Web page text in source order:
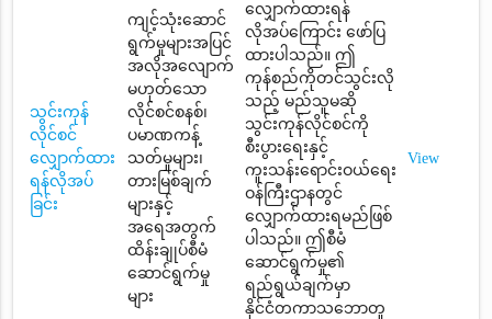
သွင်းကုန်
လိုင်စင်
လျှောက်ထား
ရန်လိုအပ်
ခြင်း
ကျင့်သုံးဆောင်
ရွက်မှုများအပြင်
အလိုအလျောက်
မဟုတ်သော
လိုင်စင်စနစ်၊
ပမာဏကန့်
သတ်မှုများ၊
တားမြစ်ချက်
များနှင့်
အရေအတွက်
ထိန်းချုပ်စီမံ
ဆောင်ရွက်မှု
များ
လျှောက်ထားရန်
လိုအပ်ကြောင်း ဖော်ပြ
ထားပါသည်။ ဤ
ကုန်စည်ကိုတင်သွင်းလို
သည့် မည်သူမဆို
သွင်းကုန်လိုင်စင်ကို
စီးပွားရေးနှင့်
ကူးသန်းရောင်းဝယ်ရေး
ဝန်ကြီးဌာနတွင်
လျှောက်ထားရမည်ဖြစ်
ပါသည်။ ဤစီမံ
ဆောင်ရွက်မှု၏
ရည်ရွယ်ချက်မှာ
နိုင်ငံတကာသဘောတူ
View